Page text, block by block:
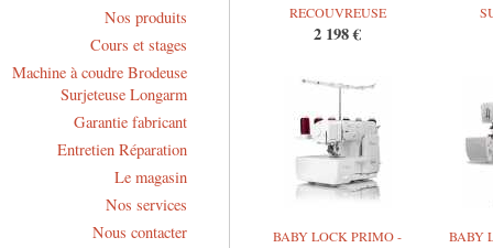
RECOUVREUSE
2 198 €
BABY LOCK PRIMO -
BABY
Nos produits
Cours et stages
Machine à coudre Brodeuse
Surjeteuse Longarm
Garantie fabricant
Entretien Réparation
Le magasin
Nos services
Nous contacter